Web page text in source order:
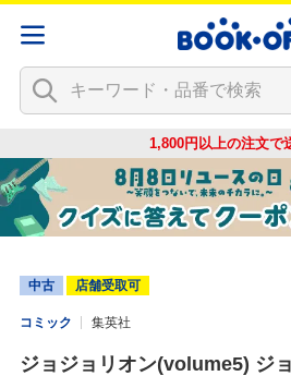
1,800円以上の注文で
中古 店舗受取可
コミック 集英社
ジョジョリオン(volume5) ジ